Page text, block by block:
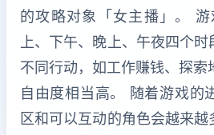
的攻略对象「女主播」。
上、下午、晚上、午夜四个
不同行动，如工作赚钱、探索
自由度相当高。 随着游戏的
区和可以互动的角色会越来